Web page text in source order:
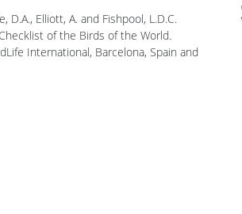
D.A., Elliott, A. and Fishpool, L.D.C.
of the Birds of the World.
International, Barcelona, Spain and